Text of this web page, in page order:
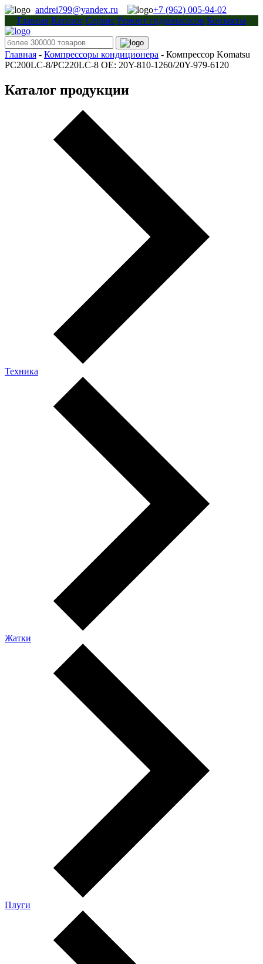
andrei799@yandex.ru
+7 (962) 005-94-02
Главная Каталог Сервис Ремонт гидронасосов Контакты
Главная - Компрессоры кондиционера - Компрессор Komatsu
PC200LC-8/PC220LC-8 OE: 20Y-810-1260/20Y-979-6120
Каталог продукции
Техника
Жатки
Плуги